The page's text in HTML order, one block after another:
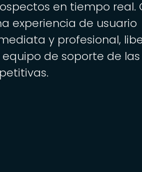
en tiempo real.
experiencia de usuario
y profesional,
de soporte de